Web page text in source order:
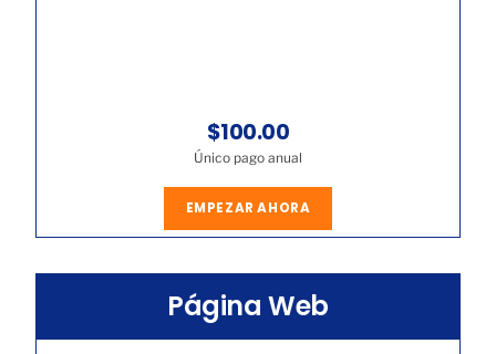
$100.00
Único pago anual
EMPEZAR AHORA
Página Web